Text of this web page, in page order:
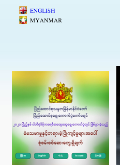
Skip to main content
ENGLISH
MYANMAR